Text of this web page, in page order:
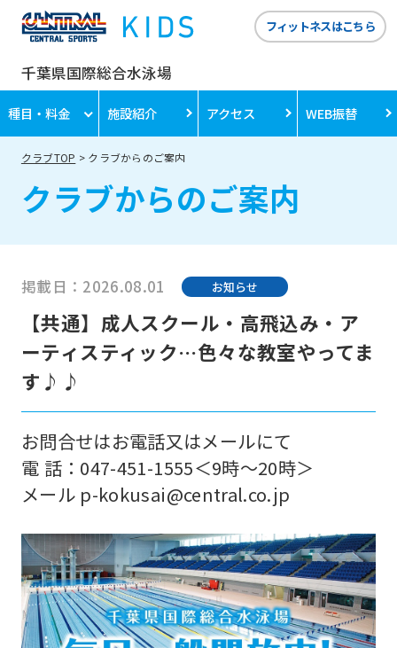
千葉県国際総合水泳場
フィットネスはこちら
種目・料金 施設紹介 アクセス WEB振替
クラブTOP クラブからのご案内
クラブからのご案内
掲載日：2026.08.01 お知らせ
【共通】成人スクール・高飛込み・ア
ーティスティック…色々な教室やってま
す♪♪
お問合せはお電話又はメールにて
電 話：047-451-1555＜9時～20時＞
メール p-kokusai@central.co.jp